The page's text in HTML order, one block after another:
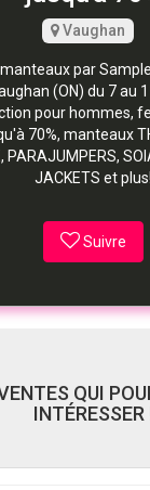
Vaughan
par
(ON) du 7 au
pour hommes,
70%, manteaux
PARAJUMPERS,
JACKETS et plus!
Suivre
QUI
INTÉRESSER